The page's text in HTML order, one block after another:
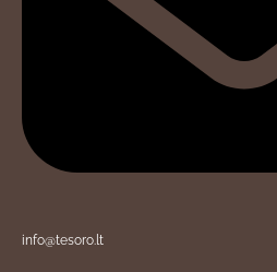
info@tesoro.lt